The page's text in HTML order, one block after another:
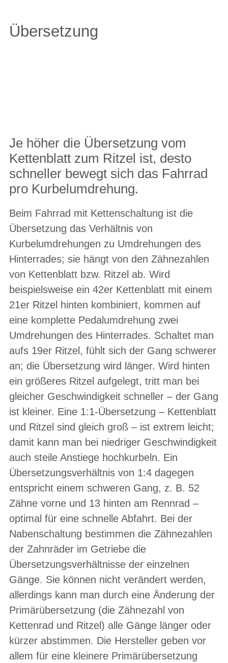
Übersetzung
Je höher die Übersetzung vom
Kettenblatt zum Ritzel ist, desto
schneller bewegt sich das Fahrrad
pro Kurbelumdrehung.
Beim Fahrrad mit Kettenschaltung ist die
Übersetzung das Verhältnis von
Kurbelumdrehungen zu Umdrehungen des
Hinterrades; sie hängt von den Zähnezahlen
von Kettenblatt bzw. Ritzel ab. Wird
beispielsweise ein 42er Kettenblatt mit einem
21er Ritzel hinten kombiniert, kommen auf
eine komplette Pedalumdrehung zwei
Umdrehungen des Hinterrades. Schaltet man
aufs 19er Ritzel, fühlt sich der Gang schwerer
an; die Übersetzung wird länger. Wird hinten
ein größeres Ritzel aufgelegt, tritt man bei
gleicher Geschwindigkeit schneller – der Gang
ist kleiner. Eine 1:1-Übersetzung – Kettenblatt
und Ritzel sind gleich groß – ist extrem leicht;
damit kann man bei niedriger Geschwindigkeit
auch steile Anstiege hochkurbeln. Ein
Übersetzungsverhältnis von 1:4 dagegen
entspricht einem schweren Gang, z. B. 52
Zähne vorne und 13 hinten am Rennrad –
optimal für eine schnelle Abfahrt. Bei der
Nabenschaltung bestimmen die Zähnezahlen
der Zahnräder im Getriebe die
Übersetzungsverhältnisse der einzelnen
Gänge. Sie können nicht verändert werden,
allerdings kann man durch eine Änderung der
Primärübersetzung (die Zähnezahl von
Kettenrad und Ritzel) alle Gänge länger oder
kürzer abstimmen. Die Hersteller geben vor
allem für eine kleinere Primärübersetzung